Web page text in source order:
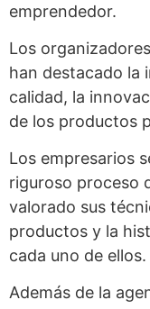
emprendedor.
Los
han destacado la
calidad, la
de los productos
Los empresarios
riguroso proceso
valorado sus
productos y la
cada uno de ellos.
Además de la